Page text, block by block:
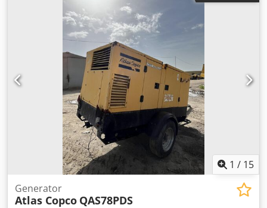
UITGEVEN. (m3/min) 24,5 CIS (bar) 8.6 OMVORMER Nr
WBUD. ONTVOCHTIGER nr Chodovrfkyopfx An Uoa
WISSELAAR nr GEKOELDE (POW/WATER) lucht OP DE TANK
nr DOCUMENTEN nr NIEUW/GEBRUIKT GEBRUIKT
1 / 15
Generator
Atlas Copco QAS78PDS